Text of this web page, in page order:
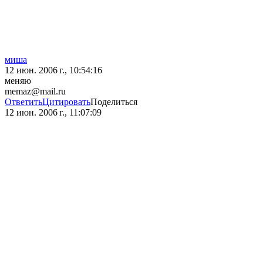
миша
12 июн. 2006 г., 10:54:16
меняю
memaz@mail.ru
ОтветитьЦитироватьПоделиться
12 июн. 2006 г., 11:07:09